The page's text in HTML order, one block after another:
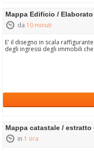
Mappa Edificio /
da 10 minuti
E' il disegno in scala
degli ingressi degli immobili
Mappa catastale /
in 1 ora